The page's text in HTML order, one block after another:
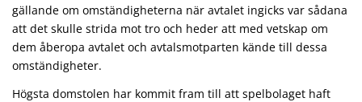
gällande om omständigheterna när avtalet ingicks var sådana
att det skulle strida mot tro och heder att med vetskap om
dem åberopa avtalet och avtalsmotparten kände till dessa
omständigheter.
Högsta domstolen har kommit fram till att spelbolaget haft